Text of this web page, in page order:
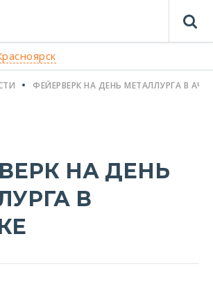
ФЕЙЕРВЕРК НА ДЕНЬ МЕТАЛЛУРГА В
НА ДЕНЬ
В